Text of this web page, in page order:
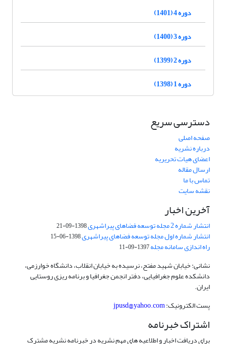
دوره 4 (1401)
دوره 3 (1400)
دوره 2 (1399)
دوره 1 (1398)
دسترسی سریع
صفحه اصلی
درباره نشریه
اعضای هیات تحریریه
ارسال مقاله
تماس با ما
نقشه سایت
آخرین اخبار
انتشار شماره 2 مجله توسعه فضاهای پیراشهری 1398-09-21
انتشار شماره اول مجله توسعه فضاهای پیراشهری1398-06-15
راه اندازی سامانه مجله1397-09-11
نشانی: خیابان شهید مفتح، نرسیده به خیابان انقلاب، دانشگاه خوارزمی،
دانشکده علوم جغرافیایی، دفتر انجمن جغرافیا و برنامه ریزی روستایی
ایران.
پست الکترونیک:jpusd@yahoo.com
اشتراک خبرنامه
برای دریافت اخبار و اطلاعیه های مهم نشریه در خبرنامه نشریه مشترک